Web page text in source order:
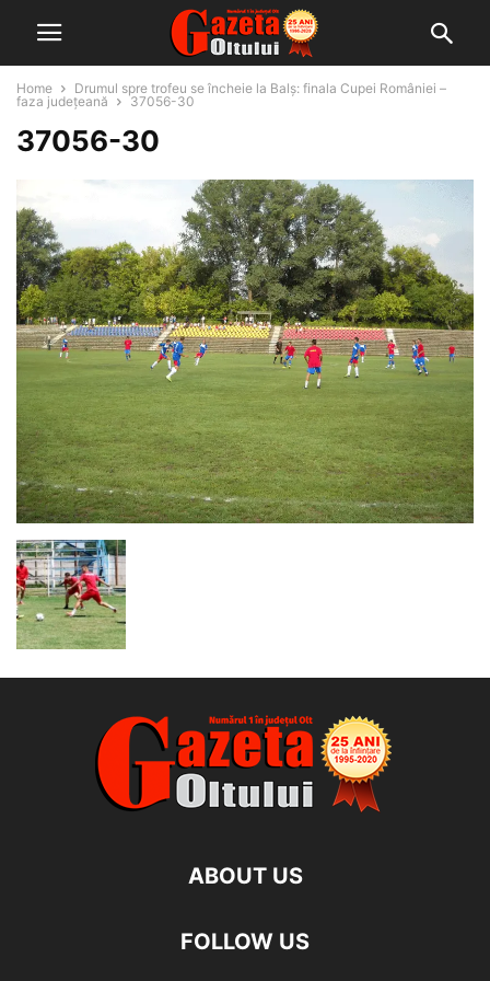
Home
Drumul spre trofeu se încheie la Balș: finala Cupei României –
faza județeană
37056-30
37056-30
ABOUT US
FOLLOW US